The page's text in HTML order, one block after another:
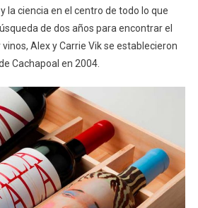
la ciencia en el centro de todo lo que
de dos años para encontrar el
Alex y Carrie Vik se establecieron
Cachapoal en 2004.